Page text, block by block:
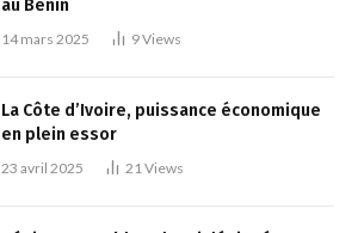
au Bénin
14 mars 2025 9Views
La Côte d’Ivoire, puissance économique
en plein essor
23 avril 2025 21 Views